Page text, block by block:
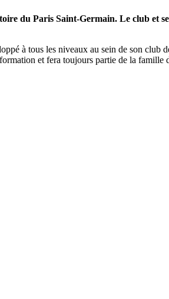
du Paris Saint-Germain. Le club et
à tous les niveaux au sein de son club
et fera toujours partie de la famille